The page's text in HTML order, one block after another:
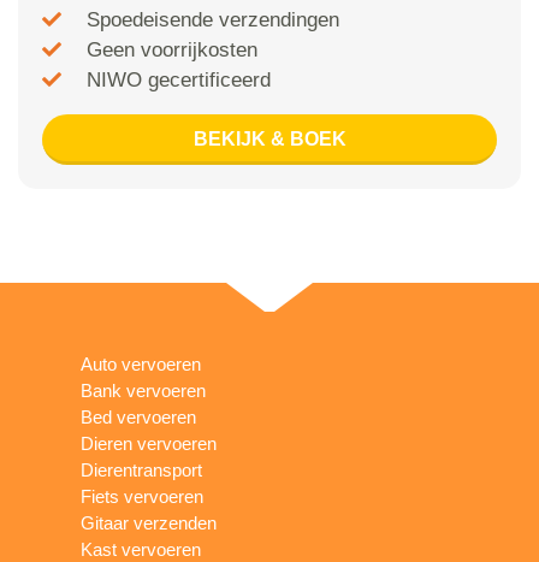
Spoedeisende verzendingen
Geen voorrijkosten
NIWO gecertificeerd
BEKIJK & BOEK
Auto vervoeren
Bank vervoeren
Bed vervoeren
Dieren vervoeren
Dierentransport
Fiets vervoeren
Gitaar verzenden
Kast vervoeren